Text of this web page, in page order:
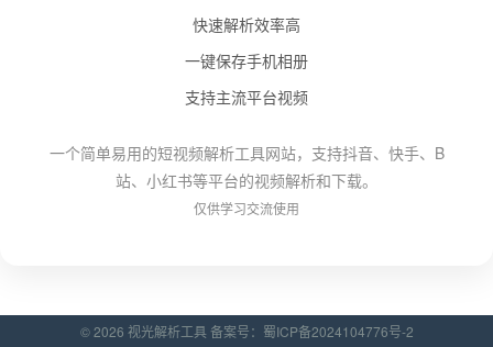
快速解析效率高
一键保存手机相册
支持主流平台视频
一个简单易用的短视频解析工具网站，支持抖音、快手、B
站、小红书等平台的视频解析和下载。
仅供学习交流使用
© 2026 视光解析工具 备案号： 蜀ICP备2024104776号-2